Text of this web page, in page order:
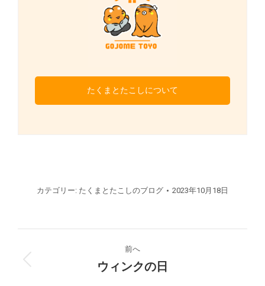
たくまとたこしについて
カテゴリー: たくまとたこしのブログ 2023年10月18日
稿
前へ
前
ウィンクの日